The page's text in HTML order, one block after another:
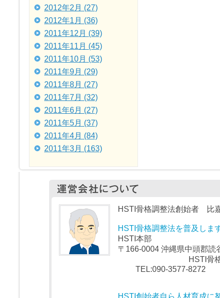
2012年2月 (27)
2012年1月 (36)
2011年12月 (39)
2011年11月 (45)
2011年10月 (53)
2011年9月 (29)
2011年8月 (27)
2011年7月 (32)
2011年6月 (27)
2011年5月 (37)
2011年4月 (84)
2011年3月 (163)
HSTI骨格調整法創始者 比
HSTI骨格調整法を普及しま
HSTI本部
〒166-0004 沖縄県中頭郡読
HSTI骨格調
TEL:090-3577-8272
HSTI創始者自ら人材育成に